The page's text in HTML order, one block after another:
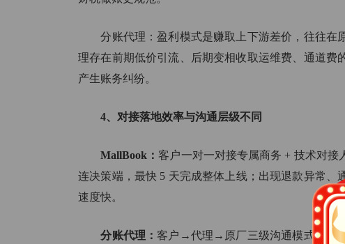
分账代理：盈利模式是赚取上下游差价，往往在
理存在前期低价引流、后期变相收取运维费、通道
产生账务纠纷。
4、对接落地效率与沟通层级不同
MallBook：客户一对一对接专属商务 + 技术对
连决策端，最快 5 天完成整体上线；出现退款异常
速度快。
分账代理：客户→代理→原厂三级沟通模式，需